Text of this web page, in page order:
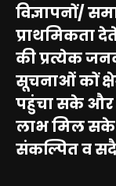
विज्ञापनों/
प्राथमिकता
की प्रत्येक
सूचनाओं कों
पहुंचा सके और
लाभ मिल
संकल्पित व